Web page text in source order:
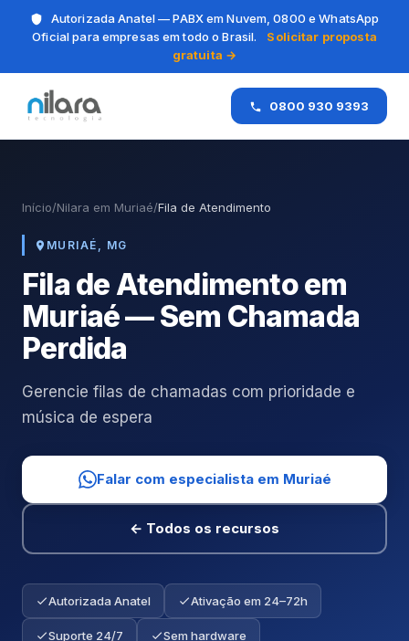
Autorizada Anatel — PABX em Nuvem, 0800 e WhatsApp
Oficial para empresas em todo o Brasil.
Solicitar proposta
gratuita →
0800 930 9393
Início/Nilara em Muriaé/Fila de Atendimento
MURIAÉ, MG
Fila de Atendimento em
Muriaé — Sem Chamada
Perdida
Gerencie filas de chamadas com prioridade e
música de espera
Falar com especialista em Muriaé
← Todos os recursos
Autorizada Anatel Ativação em 24–72h
Suporte 24/7 Sem hardware